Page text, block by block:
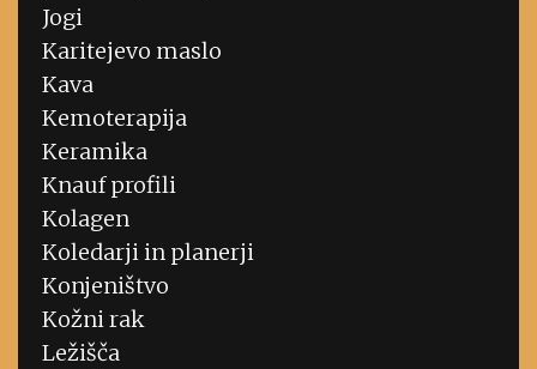
Jogi
Karitejevo maslo
Kava
Kemoterapija
Keramika
Knauf profili
Kolagen
Koledarji in planerji
Konjeništvo
Kožni rak
Ležišča